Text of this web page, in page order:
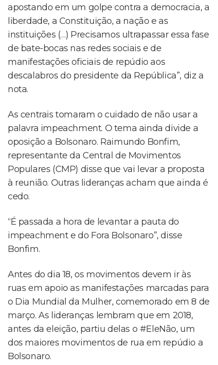
apostando em um golpe contra a democracia, a
liberdade, a Constituição, a nação e as
instituições (…) Precisamos ultrapassar essa fase
de bate-bocas nas redes sociais e de
manifestações oficiais de repúdio aos
descalabros do presidente da República”, diz a
nota.
As centrais tomaram o cuidado de não usar a
palavra impeachment. O tema ainda divide a
oposição a Bolsonaro. Raimundo Bonfim,
representante da Central de Movimentos
Populares (CMP) disse que vai levar a proposta
à reunião. Outras lideranças acham que ainda é
cedo.
“É passada a hora de levantar a pauta do
impeachment e do Fora Bolsonaro”, disse
Bonfim.
Antes do dia 18, os movimentos devem ir às
ruas em apoio as manifestações marcadas para
o Dia Mundial da Mulher, comemorado em 8 de
março. As lideranças lembram que em 2018,
antes da eleição, partiu delas o #EleNão, um
dos maiores movimentos de rua em repúdio a
Bolsonaro.